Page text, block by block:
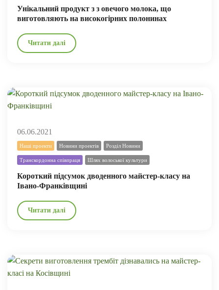
Унікальний продукт з з овечого молока, що
виготовляють на високогірних полонинах
Читати далі
06.06.2021
Наші проекти Новини проектів Розділ Новини
Транскордонна співпраця Шлях волоської культури
Короткий підсумок дводенного майстер-класу на
Івано-Франківщині
Читати далі